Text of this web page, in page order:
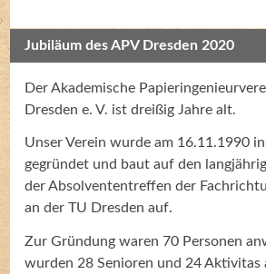
Jubiläum des APV Dresden 2020
Der Akademische
Dresden e. V. ist dreißig Jahre alt.
Unser Verein wurde am 16.11.1990
gegründet und baut auf den
der Absolvententreffen der
an der TU Dresden auf.
Zur Gründung waren 70 Personen
wurden 28 Senioren und 24 Aktivitas